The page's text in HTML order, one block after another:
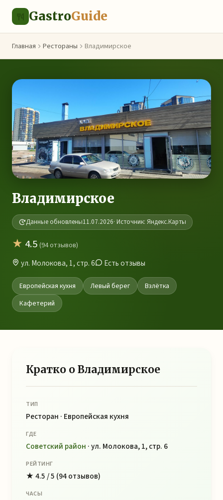
GastroGuide
Главная Рестораны Владимирское
Владимирское
Данные обновлены11.07.2026· Источник: Яндекс.Карты
★ 4.5(94 отзывов)
ул. Молокова, 1, стр. 6 Есть отзывы
Европейская кухня Левый берег
Взлётка
Кафетерий
Кратко о Владимирское
ТИП
Ресторан · Европейская кухня
ГДЕ
Советский район · ул. Молокова, 1, стр. 6
РЕЙТИНГ
★ 4.5 / 5 (94 отзывов)
ЧАСЫ